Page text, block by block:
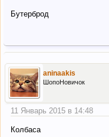
Бутерброд
aninaakis
ШопоНовичок
11 Январь 2015 в 14:48
Колбаса